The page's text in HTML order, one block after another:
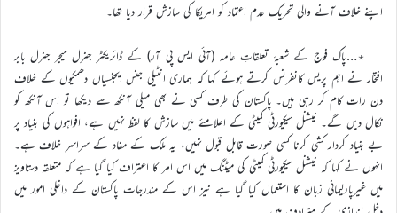
اپنے خلاف آنے والی تحریک عدم اعتماد کو امریکا کی سازش قرار دیا تھا۔
٭…پاک فوج کے شعبۂ تعلقاتِ عامہ (آئی ایس پی آر) کے ڈائریکٹر جنرل میجر جنرل بابر
افتخار نے اہم پریس کانفرنس کرتے ہوئے کہا کہ ہماری انٹیلی جنس ایجنسیاں دھمکیوں کے خلاف
دن رات کام کر رہی ہیں۔ پاکستان کی طرف کسی نے بھی میلی آنکھ سے دیکھا تو اس آنکھ کو
نکال دیں گے۔ نیشنل سیکیورٹی کمیٹی کے اعلامئے میں سازش کا لفظ نہیں ہے، افواہوں کی بنیاد پر
بے بنیاد کردار کشی کرنا کسی صورت قابلِ قبول نہیں، یہ ملک کے مفاد کے سراسر خلاف ہے۔
انہوں نے کہا کہ نیشنل سیکیورٹی کمیٹی کی میٹنگ میں اس امر کا اعتراف کیا گیا ہے کہ متعلقہ دستاویز
میں غیرپارلیمانی زبان کا استعمال کیا گیا ہے نیز اس کے مندرجات پاکستان کے داخلی امور میں